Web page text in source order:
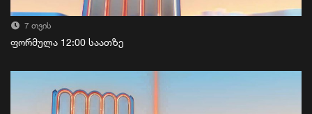
7 თვის
ფორმულა 12:00 საათზე